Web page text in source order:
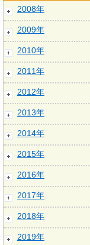
2008年
2009年
2010年
2011年
2012年
2013年
2014年
2015年
2016年
2017年
2018年
2019年